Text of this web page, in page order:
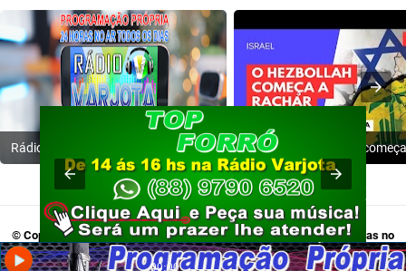
Rádio Varjota: ((( Escute AQUI ))) | Conheça a Nossa Programação
© Copyright 2009-2024Rádio Varjota - Programação Própria, 24 Horas no
Ar. Acesse:Twitter,Tik Tok